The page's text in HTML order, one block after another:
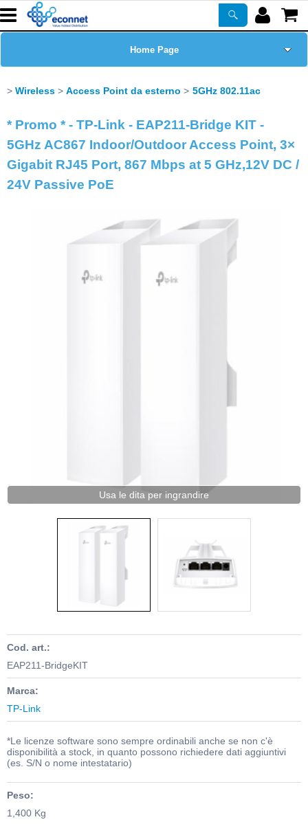
Home Page
Prodotti
Corsi
Certificazioni
Wireless Access Point da esterno 5GHz 802.11ac
* Promo * - TP-Link - EAP211-Bridge KIT -
5GHz AC867 Indoor/Outdoor Access Point, 3×
Gigabit RJ45 Port, 867 Mbps at 5 GHz,12V DC /
24V Passive PoE
Usa le dita per ingrandire
Cod. art.:
EAP211-BridgeKIT
Marca:
TP-Link
*Le licenze software sono sempre ordinabili anche se non c'è
disponibilità a stock, in quanto possono richiedere dati aggiuntivi
(es. S/N o nome intestatario)
Peso:
1,400 Kg